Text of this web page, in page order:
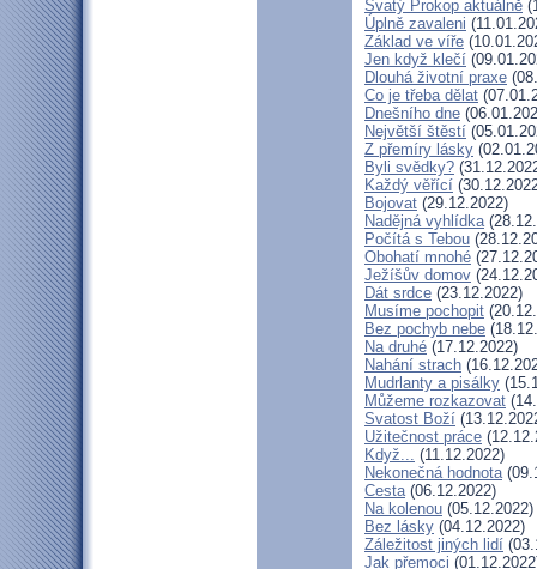
Svatý Prokop aktuálně
Úplně zavaleni
Základ ve víře
Jen když klečí
Dlouhá životní praxe
Co je třeba dělat
Dnešního dne
Největší štěstí
Z přemíry lásky
Byli svědky?
Každý věřící
Bojovat (29.12.2022)
Nadějná vyhlídka
Počítá s Tebou
Obohatí mnohé
Ježíšův domov
Dát srdce (23.12.2022)
Musíme pochopit
Bez pochyb nebe
Na druhé (17.12.2022)
Nahání strach
Mudrlanty a pisálky
Můžeme rozkazovat
Svatost Boží
Užitečnost práce
Když... (11.12.2022)
Nekonečná hodnota
Cesta(06.12.2022)
Na kolenou (05.12.2022)
Bez lásky (04.12.2022)
Záležitost jiných lidí
Jak přemoci